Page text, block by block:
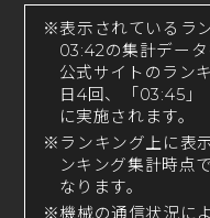
※表示されているラ
03:42の集計データ
公式サイトのラン
日4回、「03:45」
に実施されます。
※ランキング上に表
ンキング集計時点
なります。
※機械の通信状況に